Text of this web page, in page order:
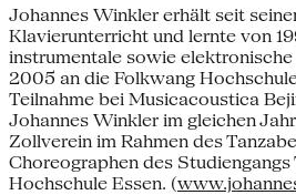
Johannes Winkler erhält seit
Klavierunterricht und lernte von
instrumentale sowie
2005 an die Folkwang
Teilnahme bei Musicacoustica
Johannes Winkler im gleichen
Zollverein im Rahmen des
Choreographen des
Hochschule Essen. (